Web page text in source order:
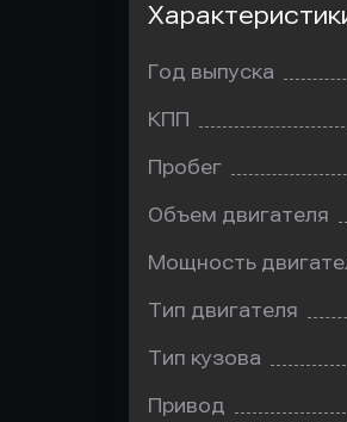
Год выпуска
КПП
Пробег
Объем двигателя
Мощность
Тип двигателя
Тип кузова
Привод